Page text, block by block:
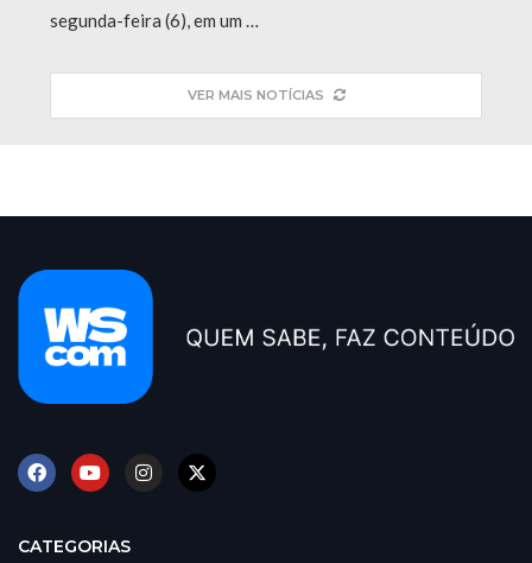
segunda-feira (6), em um …
VER MAIS NOTÍCIAS
CATEGORIAS